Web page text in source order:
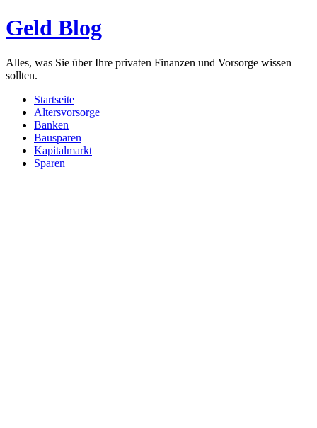
Geld Blog
Alles, was Sie über Ihre privaten Finanzen und Vorsorge wissen
sollten.
Startseite
Altersvorsorge
Banken
Bausparen
Kapitalmarkt
Sparen